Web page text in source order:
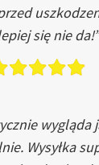
się nie da!”
wygląda
Wysyłka